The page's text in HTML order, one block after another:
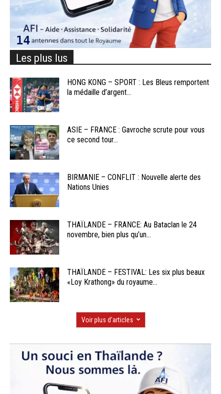
Les plus lus
HONG KONG – SPORT : Les Bleus remportent
la médaille d’argent...
ASIE – FRANCE : Gavroche scrute pour vous
ce second tour...
BIRMANIE – CONFLIT : Nouvelle alerte des
Nations Unies
THAÏLANDE – FRANCE: Au Bataclan le 24
novembre, bien plus qu’un...
THAÏLANDE – FESTIVAL: Les six plus beaux
«Loy Krathong» du royaume...
Voir plus d'articles